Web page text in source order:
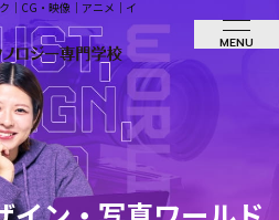
｜CG・映像｜アニメ｜イ
MENU